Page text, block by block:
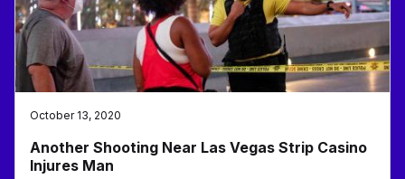
October 13, 2020
Another Shooting Near Las Vegas Strip Casino
Injures Man